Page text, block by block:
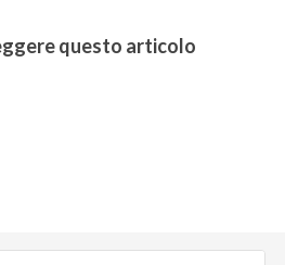
questo articolo